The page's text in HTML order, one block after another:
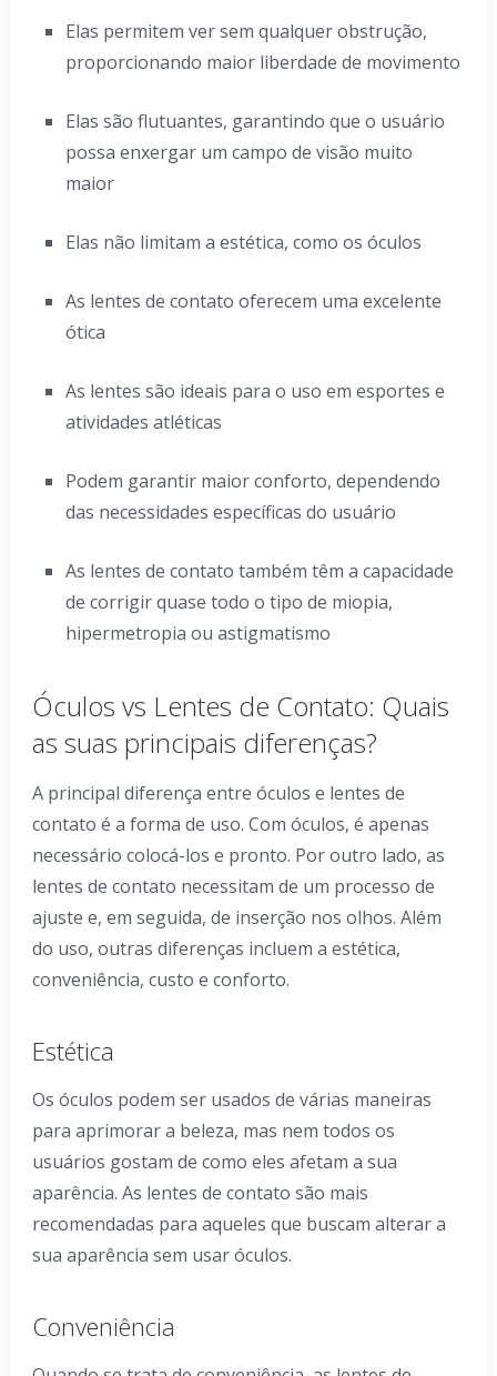
Elas permitem ver sem qualquer obstrução,
proporcionando maior liberdade de movimento
Elas são flutuantes, garantindo que o usuário
possa enxergar um campo de visão muito
maior
Elas não limitam a estética, como os óculos
As lentes de contato oferecem uma excelente
ótica
As lentes são ideais para o uso em esportes e
atividades atléticas
Podem garantir maior conforto, dependendo
das necessidades específicas do usuário
As lentes de contato também têm a capacidade
de corrigir quase todo o tipo de miopia,
hipermetropia ou astigmatismo
Óculos vs Lentes de Contato: Quais
as suas principais diferenças?
A principal diferença entre óculos e lentes de
contato é a forma de uso. Com óculos, é apenas
necessário colocá-los e pronto. Por outro lado, as
lentes de contato necessitam de um processo de
ajuste e, em seguida, de inserção nos olhos. Além
do uso, outras diferenças incluem a estética,
conveniência, custo e conforto.
Estética
Os óculos podem ser usados ​​de várias maneiras
para aprimorar a beleza, mas nem todos os
usuários gostam de como eles afetam a sua
aparência. As lentes de contato são mais
recomendadas para aqueles que buscam alterar a
sua aparência sem usar óculos.
Conveniência